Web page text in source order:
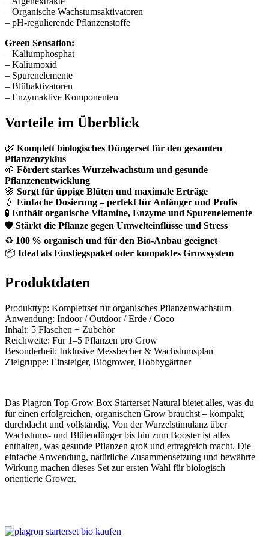
– Organische Wachstumsaktivatoren
– pH-regulierende Pflanzenstoffe
Green Sensation:
– Kaliumphosphat
– Kaliumoxid
– Spurenelemente
– Blühaktivatoren
– Enzymaktive Komponenten
Vorteile im Überblick
🌿 Komplett biologisches Düngerset für den gesamten
Pflanzenzyklus
🌱 Fördert starkes Wurzelwachstum und gesunde
Pflanzenentwicklung
🌸 Sorgt für üppige Blüten und maximale Erträge
💧 Einfache Dosierung – perfekt für Anfänger und Profis
🧪 Enthält organische Vitamine, Enzyme und Spurenelemente
🛡️ Stärkt die Pflanze gegen Umwelteinflüsse und Stress
♻️ 100 % organisch und für den Bio-Anbau geeignet
📦 Ideal als Einstiegspaket oder kompaktes Growsystem
Produktdaten
Produkttyp: Komplettset für organisches Pflanzenwachstum
Anwendung: Indoor / Outdoor / Erde / Coco
Inhalt: 5 Flaschen + Zubehör
Reichweite: Für 1–5 Pflanzen pro Grow
Besonderheit: Inklusive Messbecher & Wachstumsplan
Zielgruppe: Einsteiger, Biogrower, Hobbygärtner
Das Plagron Top Grow Box Starterset Natural bietet alles, was du
für einen erfolgreichen, organischen Grow brauchst – kompakt,
durchdacht und vollständig. Von der Wurzelstimulanz über
Wachstums- und Blütendünger bis hin zum Booster ist alles
enthalten, was gesunde Pflanzen groß und ertragreich macht. Die
einfache Anwendung, natürliche Zusammensetzung und bewährte
Wirkung machen dieses Set zur ersten Wahl für biologisch
orientierte Grower.